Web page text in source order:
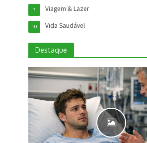
Viagem & Lazer
7
Vida Saudável
10
Destaque